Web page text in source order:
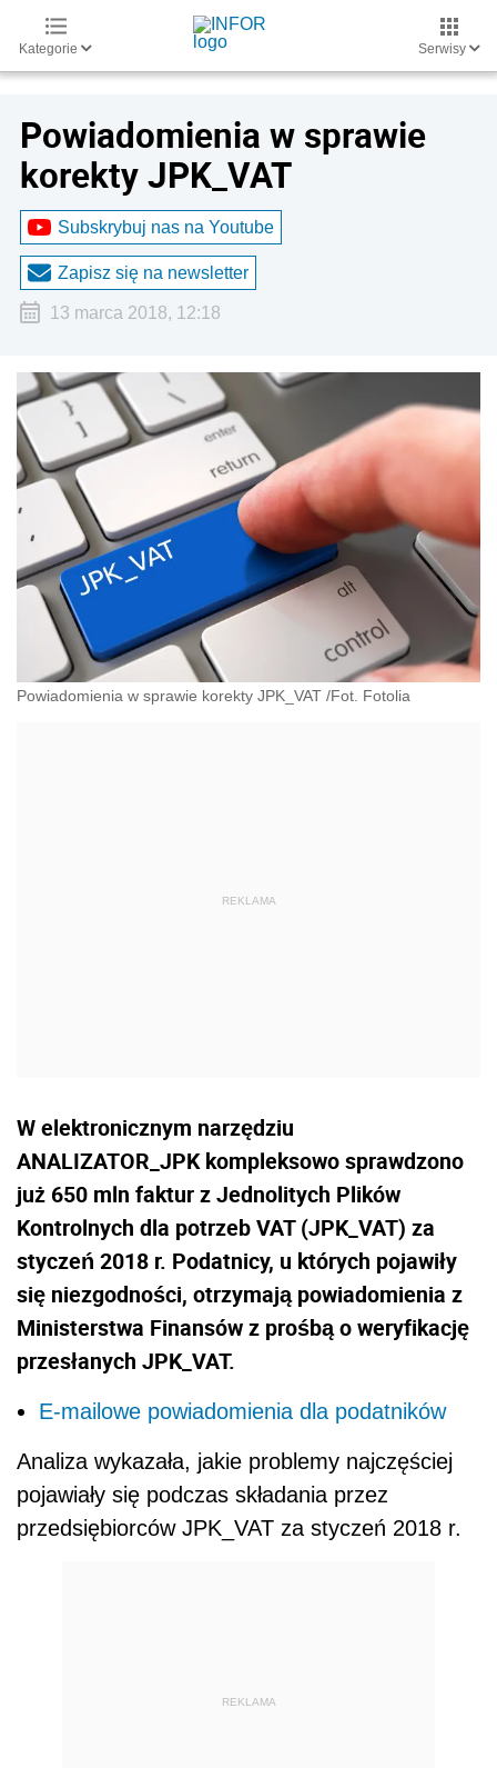
Kategorie Serwisy
Powiadomienia w sprawie
korekty JPK_VAT
Subskrybuj nas na Youtube
Zapisz się na newsletter
13 marca 2018, 12:18
Powiadomienia w sprawie korekty JPK_VAT /Fot. Fotolia
W elektronicznym narzędziu
ANALIZATOR_JPK kompleksowo sprawdzono
już 650 mln faktur z Jednolitych Plików
Kontrolnych dla potrzeb VAT (JPK_VAT) za
styczeń 2018 r. Podatnicy, u których pojawiły
się niezgodności, otrzymają powiadomienia z
Ministerstwa Finansów z prośbą o weryfikację
przesłanych JPK_VAT.
E-mailowe powiadomienia dla podatników
Analiza wykazała, jakie problemy najczęściej
pojawiały się podczas składania przez
przedsiębiorców JPK_VAT za styczeń 2018 r.
REKLAMA